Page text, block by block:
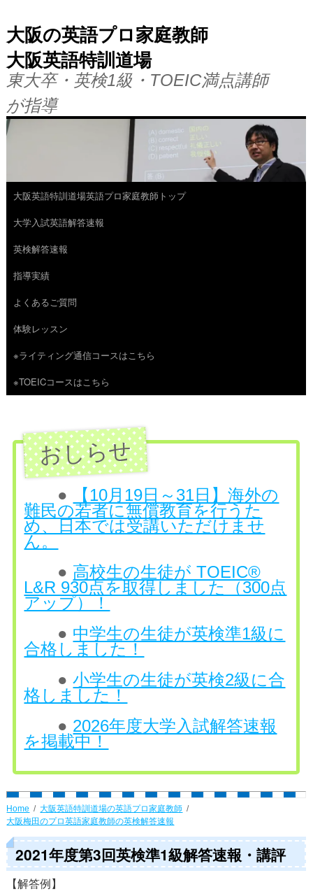
大阪の英語プロ家庭教師
大阪英語特訓道場
東大卒・英検1級・TOEIC満点講師
が指導
コ
ン
テ
ン
ツ
へ
ス
キ
大阪英語特訓道場英語プロ家庭教師トップ
大学入試英語解答速報
英検解答速報
指導実績
よくあるご質問
体験レッスン
※ライティング通信コースはこちら
※TOEICコースはこちら
●
【10月19日～31日】海外の
難民の若者に無償教育を行うた
め、日本では受講いただけませ
ん。
● 高校生の生徒が TOEIC®
L&R 930点を取得しました（300点
アップ）！
● 中学生の生徒が英検準1級に
合格しました！
●小学生の生徒が英検2級に合
格しました！
● 2026年度大学入試解答速報
を掲載中！
Home
大阪英語特訓道場の英語プロ家庭教師
大阪梅田のプロ英語家庭教師の英検解答速報
2021年度第3回英検準1級解答速報・講評
【解答例】